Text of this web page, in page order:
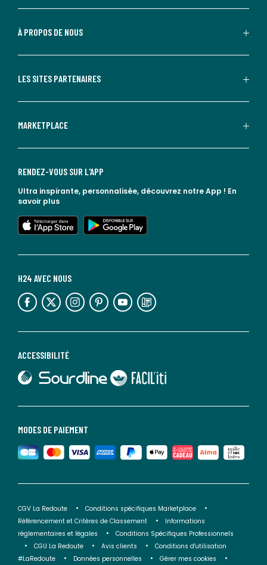
À PROPOS DE NOUS
LES SITES PARTENAIRES
MARKETPLACE
MODES DE PAIEMENT
ACCESSIBILITÉ
lien vers Sourdline
lien vers Faciliti
H24 AVEC NOUS
lien vers l'espace réseaux sociaux lien vers l'espace réseaux sociaux lien vers l'espace réseaux sociaux lien vers l'espace réseaux sociaux lien vers l'espace réseaux sociaux lien vers le blog la redoute
RENDEZ-VOUS SUR L'APP
Ultra inspirante, personnalisée, découvrez notre App ! En
savoir plus
lien vers l'app store
lien vers google play
CGV La Redoute
Conditions spécifiques Marketplace
Référencement et Critères de Classement
Informations
réglementaires et légales
Conditions Spécifiques Professionnels
CGU La Redoute
Avis clients
Conditions d'utilisation
#LaRedoute
Données personnelles Gérer mes cookies